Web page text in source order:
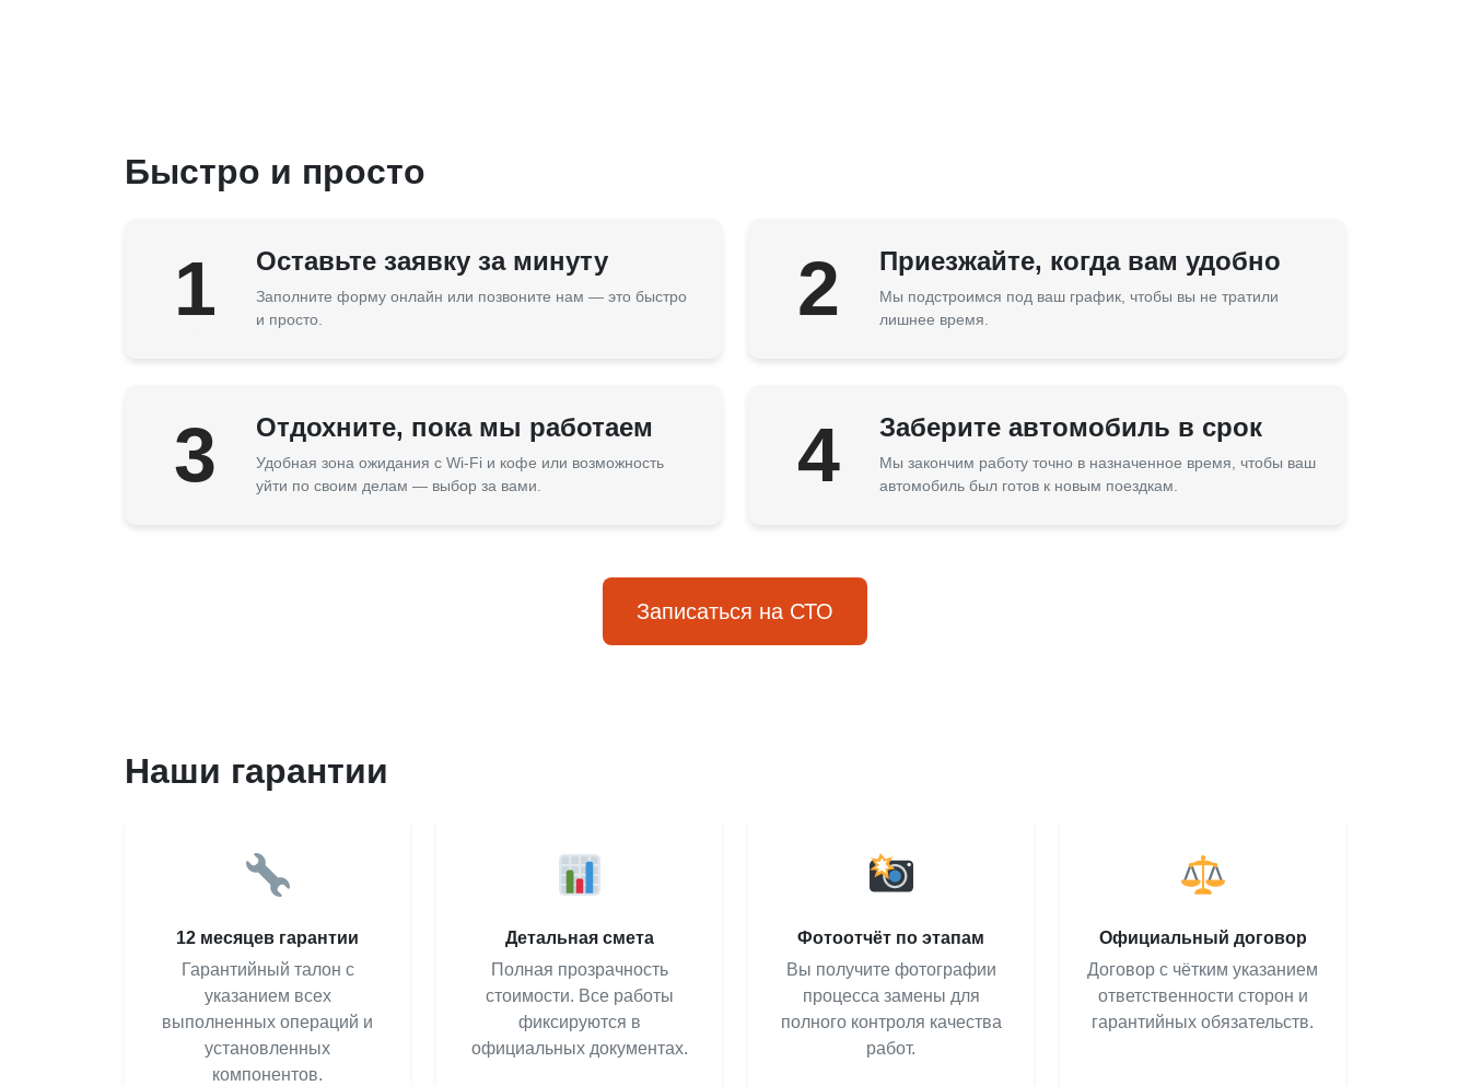
Быстро и просто
1 Оставьте заявку за минуту
Заполните форму онлайн или позвоните нам — это быстро
и просто.
2 Приезжайте, когда вам удобно
Мы подстроимся под ваш график, чтобы вы не тратили
лишнее время.
3 Отдохните, пока мы работаем
Удобная зона ожидания с Wi-Fi и кофе или возможность
уйти по своим делам — выбор за вами.
4 Заберите автомобиль в срок
Мы закончим работу точно в назначенное время, чтобы ваш
автомобиль был готов к новым поездкам.
Записаться на СТО
Наши гарантии
12 месяцев гарантии
Гарантийный талон с
указанием всех
выполненных операций и
установленных
компонентов.
Детальная смета
Полная прозрачность
стоимости. Все работы
фиксируются в
официальных документах.
Фотоотчёт по этапам
Вы получите фотографии
процесса замены для
полного контроля качества
работ.
Официальный договор
Договор с чётким указанием
ответственности сторон и
гарантийных обязательств.